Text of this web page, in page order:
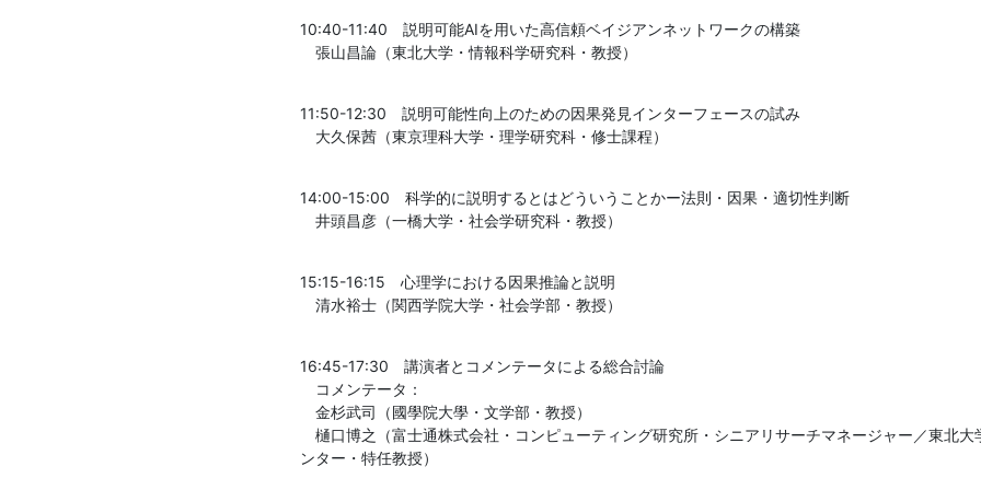
10:40-11:40　説明可能AIを用いた高信頼ベイジアンネットワークの構築
張山昌論（東北大学・情報科学研究科・教授）
11:50-12:30　説明可能性向上のための因果発見インターフェースの試み
大久保茜（東京理科大学・理学研究科・修士課程）
14:00-15:00　科学的に説明するとはどういうことかー法則・因果・適切性判断
井頭昌彦（一橋大学・社会学研究科・教授）
15:15-16:15　心理学における因果推論と説明
清水裕士（関西学院大学・社会学部・教授）
16:45-17:30　講演者とコメンテータによる総合討論
コメンテータ：
金杉武司（國學院大學・文学部・教授）
樋口博之（富士通株式会社・コンピューティング研究所・シニアリサーチマネージャー／東北大
ンター・特任教授）